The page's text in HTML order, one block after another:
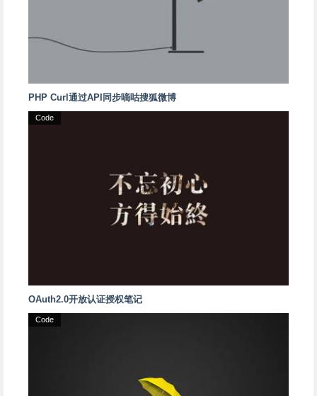
PHP Curl通过API同步嘀咕搜狐微博
Code
OAuth2.0开放认证授权笔记
Code